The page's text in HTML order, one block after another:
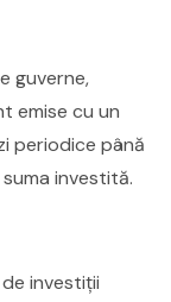
guverne,
emise cu un
periodice până
investită.
investiții